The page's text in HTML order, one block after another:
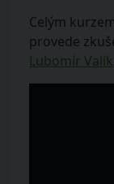
Celým
provede
Lubomír Valík